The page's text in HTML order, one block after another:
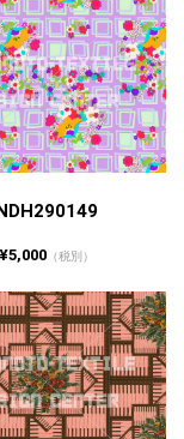
NDH290149
¥5,000（税別）